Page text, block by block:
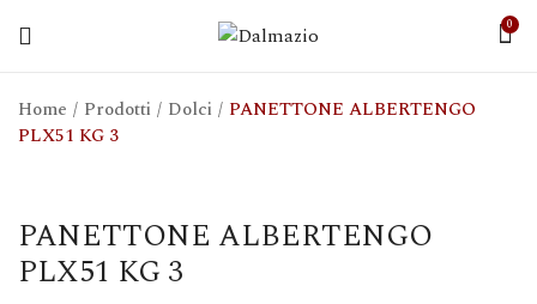
0
Home / Prodotti / Dolci / PANETTONE ALBERTENGO
PLX51 KG 3
PANETTONE ALBERTENGO
PLX51 KG 3